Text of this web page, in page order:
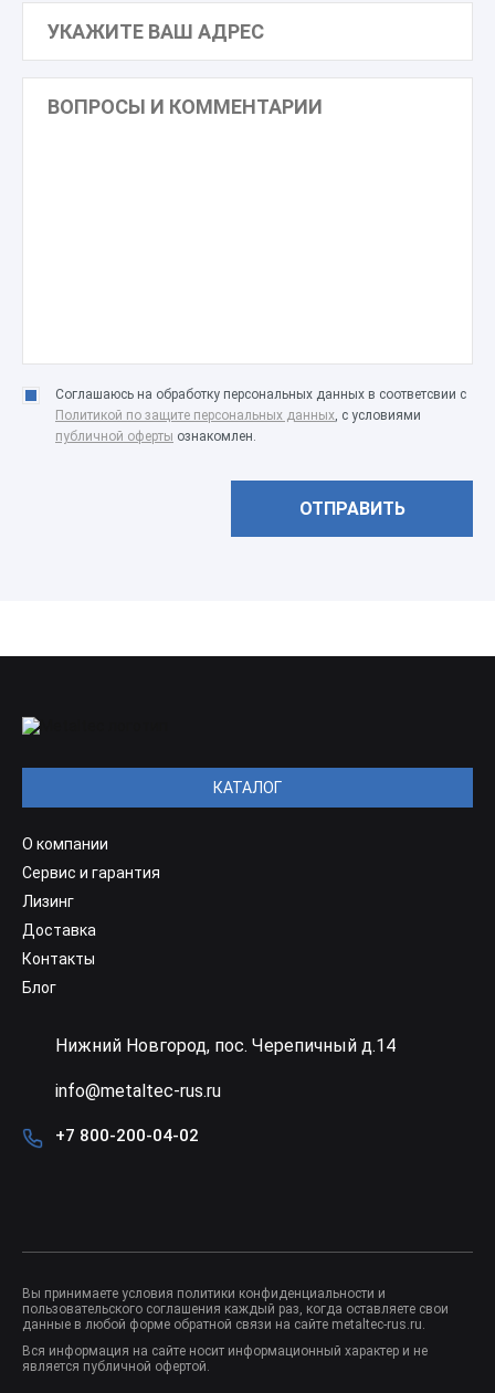
Соглашаюсь на обработку персональных данных в соответсвии с
Политикой по защите персональных данных, с условиями
публичной оферты ознакомлен.
Нижний Новгород, пос. Черепичный д.14
info@metaltec-rus.ru
+7 800-200-04-02
О компании
Сервис и гарантия
Лизинг
Доставка
Контакты
Блог
КАТАЛОГ
Вы принимаете условия политики конфиденциальности и
пользовательского соглашения каждый раз, когда оставляете свои
данные в любой форме обратной связи на сайте metaltec-rus.ru.
Вся информация на сайте носит информационный характер и не
является публичной офертой.